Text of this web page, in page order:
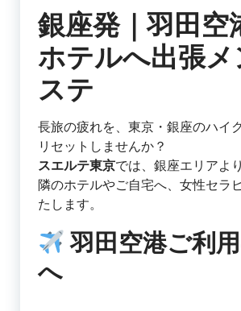
銀座発｜羽田空
ホテルへ出張
ステ
長旅の疲れを、東京・銀座のハイ
リセットしませんか？
スエルテ東京では、銀座エリアよ
隣のホテルやご自宅へ、女性セラ
たします。
羽田空港ご利
へ